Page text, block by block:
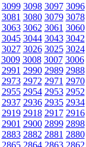
3099 3098 3097 3096
3081 3080 3079 3078
3063 3062 3061 3060
3045 3044 3043 3042
3027 3026 3025 3024
3009 3008 3007 3006
2991 2990 2989 2988
2973 2972 2971 2970
2955 2954 2953 2952
2937 2936 2935 2934
2919 2918 2917 2916
2901 2900 2899 2898
2883 2882 2881 2880
2865 2864 2863 2862